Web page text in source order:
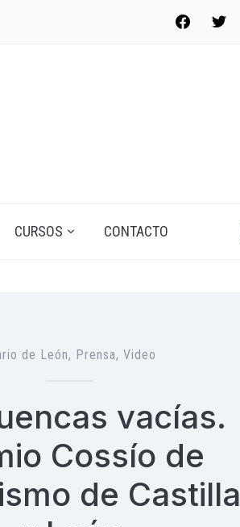
facebooktwitter
CURSOS CONTACTO
de León, Prensa,Video
vacías.
Cossío de
de Castilla